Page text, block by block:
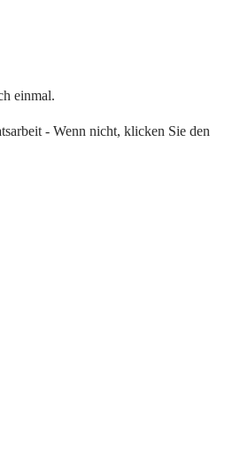
einmal.
- Wenn nicht, klicken Sie den